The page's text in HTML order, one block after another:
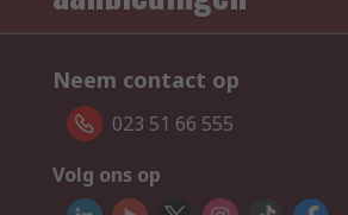
Neem contact op
023 51 66 555
Volg ons op